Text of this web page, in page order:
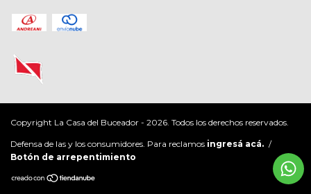
Copyright La Casa del Buceador - 2026. Todos los derechos reservados.
Defensa de las y los consumidores. Para reclamos ingresá acá. /
Botón de arrepentimiento